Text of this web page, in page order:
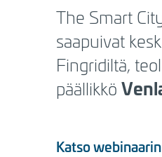
The Smart
saapuivat
Fingridiltä,
päällikkö
Katso